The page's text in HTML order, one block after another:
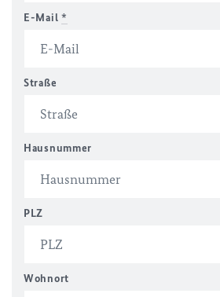
E-Mail *
Straße
Hausnummer
PLZ
Wohnort